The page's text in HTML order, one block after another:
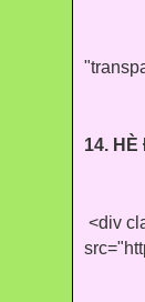
14. HÈ
<div